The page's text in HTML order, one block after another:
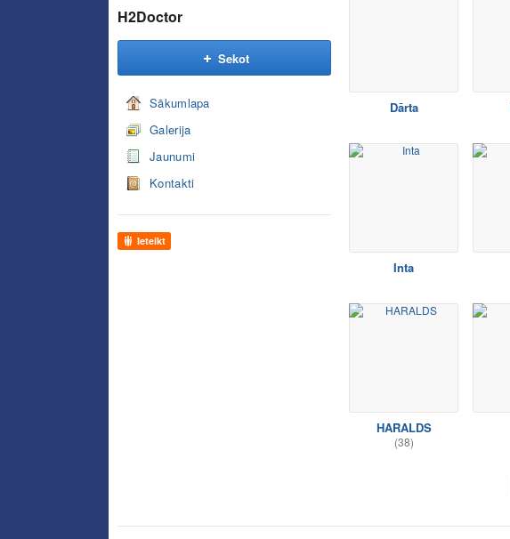
H2Doctor
Sekot
Sākumlapa
Galerija
Jaunumi
Kontakti
Ieteikt
Dārta
Inta
HARALDS
(38)